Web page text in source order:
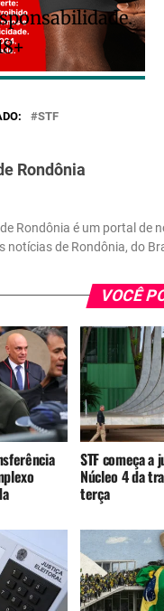
STF
Rondônia
Rondônia é um portal
notícias de Rondônia, do
VOCÊ
STF começa a
Núcleo 4 da
terça